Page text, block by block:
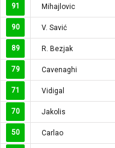
91 Mihajlovic
90 V. Savić
89 R. Bezjak
79 Cavenaghi
71 Vidigal
70 Jakolis
50 Carlao